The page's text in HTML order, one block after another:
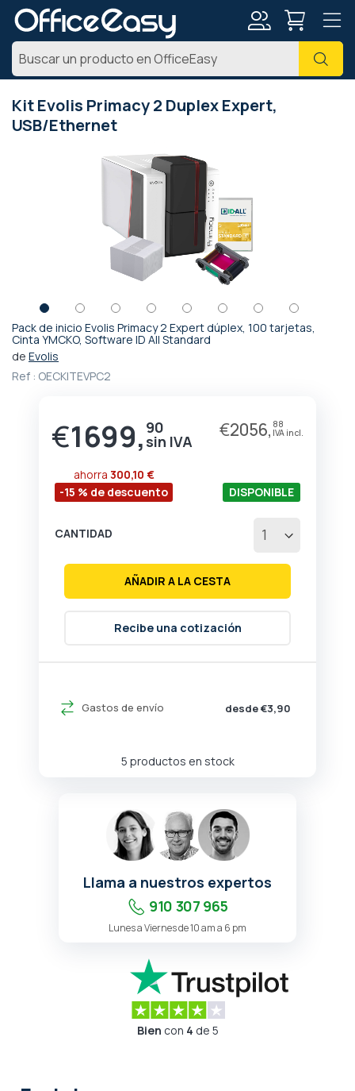
Kit Evolis Primacy 2 Duplex Expert,
USB/Ethernet
Pack de inicio Evolis Primacy 2 Expert dúplex, 100 tarjetas,
Cinta YMCKO, Software ID All Standard
de Evolis
Ref : OECKITEVPC2
Gastos de envío desde €3,90
€1699, 90 €2056, 88
-15 % de descuento
ahorra 300,10 €
5 productos en stock
DISPONIBLE
CANTIDAD
AÑADIR A LA CESTA
Recibe una cotización
Saltar
al
de
imágenes
Llama a nuestros expertos
910 307 965
Lunes a Viernes de 10 am a 6 pm
Bien con 4 de 5